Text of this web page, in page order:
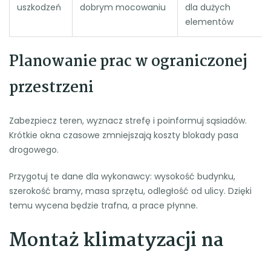
uszkodzeń
dobrym mocowaniu
dla dużych
elementów
Planowanie prac w ograniczonej
przestrzeni
Zabezpiecz teren, wyznacz strefę i poinformuj sąsiadów.
Krótkie okna czasowe zmniejszają koszty blokady pasa
drogowego.
Przygotuj te dane dla wykonawcy: wysokość budynku,
szerokość bramy, masa sprzętu, odległość od ulicy. Dzięki
temu wycena będzie trafna, a prace płynne.
Montaż klimatyzacji na